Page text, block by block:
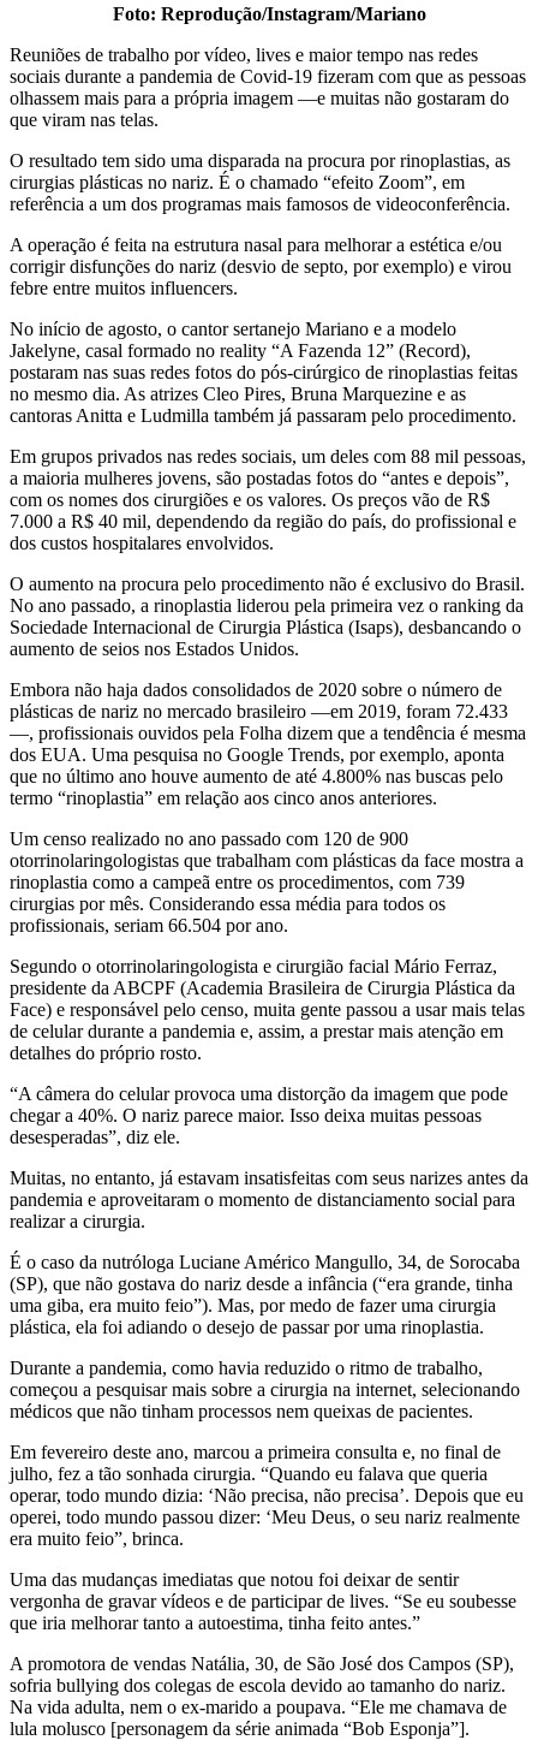
Foto: Reprodução/Instagram/Mariano
Reuniões de trabalho por vídeo, lives e maior tempo nas redes
sociais durante a pandemia de Covid-19 fizeram com que as pessoas
olhassem mais para a própria imagem —e muitas não gostaram do
que viram nas telas.
O resultado tem sido uma disparada na procura por rinoplastias, as
cirurgias plásticas no nariz. É o chamado “efeito Zoom”, em
referência a um dos programas mais famosos de videoconferência.
A operação é feita na estrutura nasal para melhorar a estética e/ou
corrigir disfunções do nariz (desvio de septo, por exemplo) e virou
febre entre muitos influencers.
No início de agosto, o cantor sertanejo Mariano e a modelo
Jakelyne, casal formado no reality “A Fazenda 12” (Record),
postaram nas suas redes fotos do pós-cirúrgico de rinoplastias feitas
no mesmo dia. As atrizes Cleo Pires, Bruna Marquezine e as
cantoras Anitta e Ludmilla também já passaram pelo procedimento.
Em grupos privados nas redes sociais, um deles com 88 mil pessoas,
a maioria mulheres jovens, são postadas fotos do “antes e depois”,
com os nomes dos cirurgiões e os valores. Os preços vão de R$
7.000 a R$ 40 mil, dependendo da região do país, do profissional e
dos custos hospitalares envolvidos.
O aumento na procura pelo procedimento não é exclusivo do Brasil.
No ano passado, a rinoplastia liderou pela primeira vez o ranking da
Sociedade Internacional de Cirurgia Plástica (Isaps), desbancando o
aumento de seios nos Estados Unidos.
Embora não haja dados consolidados de 2020 sobre o número de
plásticas de nariz no mercado brasileiro —em 2019, foram 72.433
—, profissionais ouvidos pela Folha dizem que a tendência é mesma
dos EUA. Uma pesquisa no Google Trends, por exemplo, aponta
que no último ano houve aumento de até 4.800% nas buscas pelo
termo “rinoplastia” em relação aos cinco anos anteriores.
Um censo realizado no ano passado com 120 de 900
otorrinolaringologistas que trabalham com plásticas da face mostra a
rinoplastia como a campeã entre os procedimentos, com 739
cirurgias por mês. Considerando essa média para todos os
profissionais, seriam 66.504 por ano.
Segundo o otorrinolaringologista e cirurgião facial Mário Ferraz,
presidente da ABCPF (Academia Brasileira de Cirurgia Plástica da
Face) e responsável pelo censo, muita gente passou a usar mais telas
de celular durante a pandemia e, assim, a prestar mais atenção em
detalhes do próprio rosto.
“A câmera do celular provoca uma distorção da imagem que pode
chegar a 40%. O nariz parece maior. Isso deixa muitas pessoas
desesperadas”, diz ele.
Muitas, no entanto, já estavam insatisfeitas com seus narizes antes da
pandemia e aproveitaram o momento de distanciamento social para
realizar a cirurgia.
É o caso da nutróloga Luciane Américo Mangullo, 34, de Sorocaba
(SP), que não gostava do nariz desde a infância (“era grande, tinha
uma giba, era muito feio”). Mas, por medo de fazer uma cirurgia
plástica, ela foi adiando o desejo de passar por uma rinoplastia.
Durante a pandemia, como havia reduzido o ritmo de trabalho,
começou a pesquisar mais sobre a cirurgia na internet, selecionando
médicos que não tinham processos nem queixas de pacientes.
Em fevereiro deste ano, marcou a primeira consulta e, no final de
julho, fez a tão sonhada cirurgia. “Quando eu falava que queria
operar, todo mundo dizia: ‘Não precisa, não precisa’. Depois que eu
operei, todo mundo passou dizer: ‘Meu Deus, o seu nariz realmente
era muito feio”, brinca.
Uma das mudanças imediatas que notou foi deixar de sentir
vergonha de gravar vídeos e de participar de lives. “Se eu soubesse
que iria melhorar tanto a autoestima, tinha feito antes.”
A promotora de vendas Natália, 30, de São José dos Campos (SP),
sofria bullying dos colegas de escola devido ao tamanho do nariz.
Na vida adulta, nem o ex-marido a poupava. “Ele me chamava de
lula molusco [personagem da série animada “Bob Esponja”].